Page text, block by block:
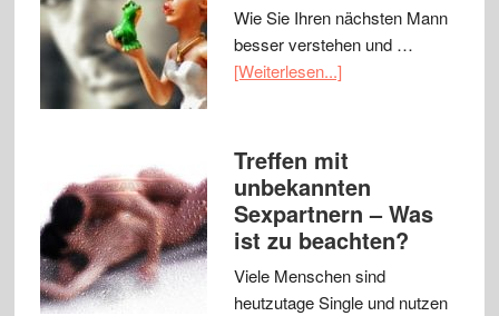
Wie Sie Ihren nächsten Mann
besser verstehen und …
[Weiterlesen...]
Treffen mit
unbekannten
Sexpartnern – Was
ist zu beachten?
Viele Menschen sind
heutzutage Single und nutzen